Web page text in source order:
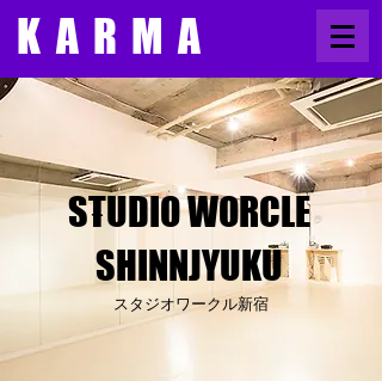
​KARMA
STUDIO WORCLE
​SHINNJYUKU
スタジオワークル新宿